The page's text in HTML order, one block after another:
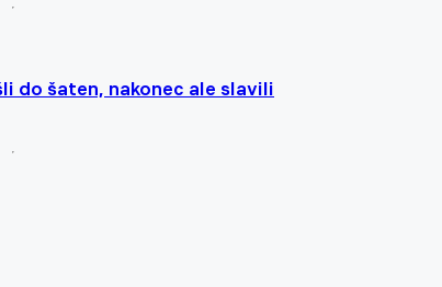
do šaten, nakonec ale slavili